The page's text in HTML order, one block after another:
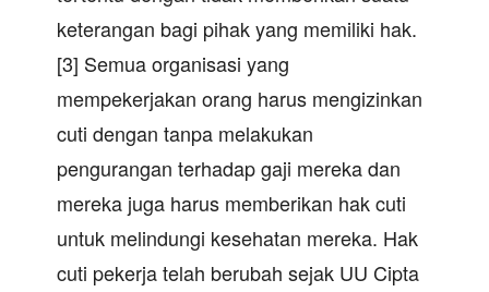
keterangan bagi pihak yang memiliki hak.
[3] Semua organisasi yang
mempekerjakan orang harus mengizinkan
cuti dengan tanpa melakukan
pengurangan terhadap gaji mereka dan
mereka juga harus memberikan hak cuti
untuk melindungi kesehatan mereka. Hak
cuti pekerja telah berubah sejak UU Cipta